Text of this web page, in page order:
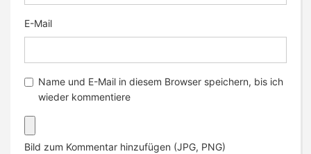
E-Mail
Name und E-Mail in diesem Browser speichern, bis ich
wieder kommentiere
Bild zum Kommentar hinzufügen (JPG, PNG)